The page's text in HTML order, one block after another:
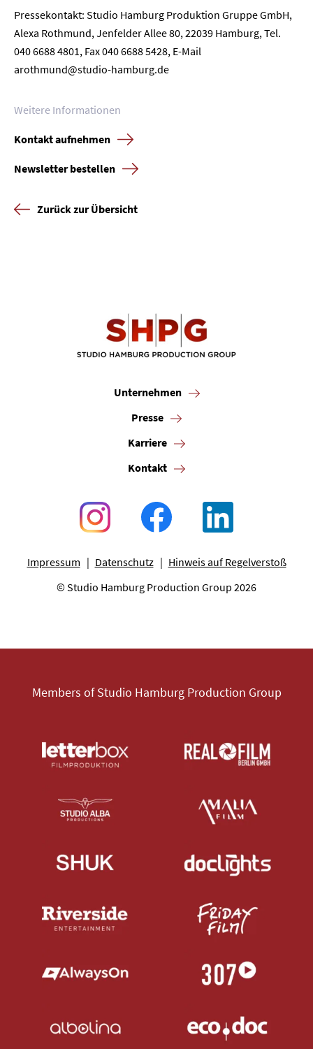
Pressekontakt: Studio Hamburg Produktion Gruppe GmbH,
Alexa Rothmund, Jenfelder Allee 80, 22039 Hamburg, Tel.
040 6688 4801, Fax 040 6688 5428, E-Mail
arothmund@studio-hamburg.de
Weitere Informationen
Kontakt aufnehmen
Newsletter bestellen
Zurück zur Übersicht
Unternehmen
Presse
Karriere
Kontakt
Impressum Datenschutz
Hinweis auf Regelverstoß
© Studio Hamburg Production Group 2026
Members of Studio Hamburg Production Group
Home
Unternehmen
Presse
Karriere
Newsletter Datenschutz